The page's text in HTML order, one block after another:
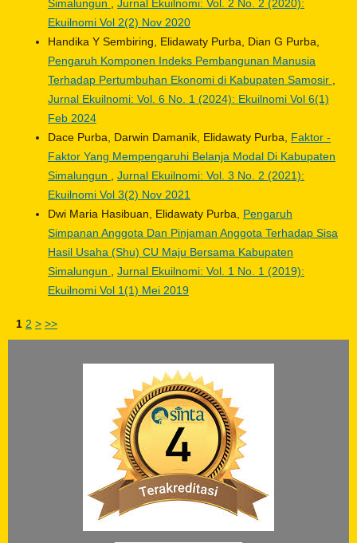
Simalungun
Jurnal Ekuilnomi: Vol. 2 No. 2 (2020):
Ekuilnomi Vol 2(2) Nov 2020
Handika Y Sembiring, Elidawaty Purba, Dian G Purba,
Pengaruh Komponen Indeks Pembangunan Manusia
Terhadap Pertumbuhan Ekonomi di Kabupaten Samosir
Jurnal Ekuilnomi: Vol. 6 No. 1 (2024): Ekuilnomi Vol 6(1)
Feb 2024
Dace Purba, Darwin Damanik, Elidawaty Purba, Faktor -
Faktor Yang Mempengaruhi Belanja Modal Di Kabupaten
Simalungun
Jurnal Ekuilnomi: Vol. 3 No. 2 (2021):
Ekuilnomi Vol 3(2) Nov 2021
Dwi Maria Hasibuan, Elidawaty Purba, Pengaruh
Simpanan Anggota Dan Pinjaman Anggota Terhadap Sisa
Hasil Usaha (Shu) CU Maju Bersama Kabupaten
Simalungun
Jurnal Ekuilnomi: Vol. 1 No. 1 (2019):
Ekuilnomi Vol 1(1) Mei 2019
1 2 > >>